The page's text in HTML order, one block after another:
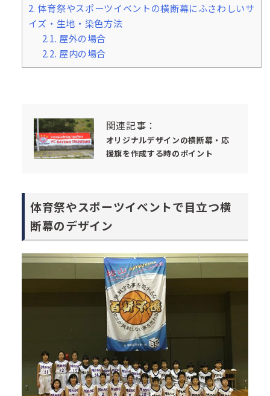
2. 体育祭やスポーツイベントの横断幕にふさわしいサ
イズ・生地・染色方法
2.1. 屋外の場合
2.2. 屋内の場合
関連記事：
オリジナルデザインの横断幕・応
援旗を作成する時のポイント
体育祭やスポーツイベントで目立つ横
断幕のデザイン